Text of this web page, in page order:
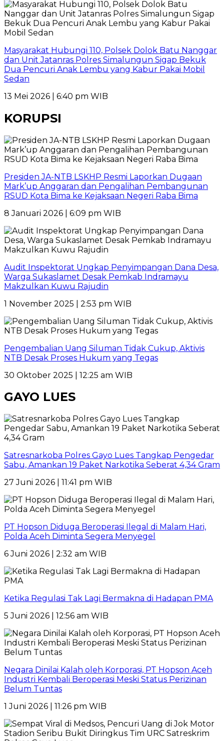
Masyarakat Hubungi 110, Polsek Dolok Batu Nanggar
dan Unit Jatanras Polres Simalungun Sigap Bekuk
Dua Pencuri Anak Lembu yang Kabur Pakai Mobil
Sedan
13 Mei 2026 | 6:40 pm WIB
KORUPSI
Presiden JA-NTB LSKHP Resmi Laporkan Dugaan
Mark’up Anggaran dan Pengalihan Pembangunan
RSUD Kota Bima ke Kejaksaan Negeri Raba Bima
8 Januari 2026 | 6:09 pm WIB
Audit Inspektorat Ungkap Penyimpangan Dana Desa,
Warga Sukaslamet Desak Pemkab Indramayu
Makzulkan Kuwu Rajudin
1 November 2025 | 2:53 pm WIB
Pengembalian Uang Siluman Tidak Cukup, Aktivis
NTB Desak Proses Hukum yang Tegas
30 Oktober 2025 | 12:25 am WIB
GAYO LUES
Satresnarkoba Polres Gayo Lues Tangkap Pengedar
Sabu, Amankan 19 Paket Narkotika Seberat 4,34 Gram
27 Juni 2026 | 11:41 pm WIB
PT Hopson Diduga Beroperasi Ilegal di Malam Hari,
Polda Aceh Diminta Segera Menyegel
6 Juni 2026 | 2:32 am WIB
Ketika Regulasi Tak Lagi Bermakna di Hadapan PMA
5 Juni 2026 | 12:56 am WIB
Negara Dinilai Kalah oleh Korporasi, PT Hopson Aceh
Industri Kembali Beroperasi Meski Status Perizinan
Belum Tuntas
1 Juni 2026 | 11:26 pm WIB